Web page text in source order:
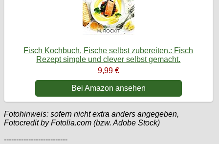
Fisch Kochbuch, Fische selbst zubereiten.: Fisch
Rezept simple und clever selbst gemacht.
9,99 €
Bei Amazon ansehen
Fotohinweis: sofern nicht extra anders angegeben,
Fotocredit by Fotolia.com (bzw. Adobe Stock)
--------------------------